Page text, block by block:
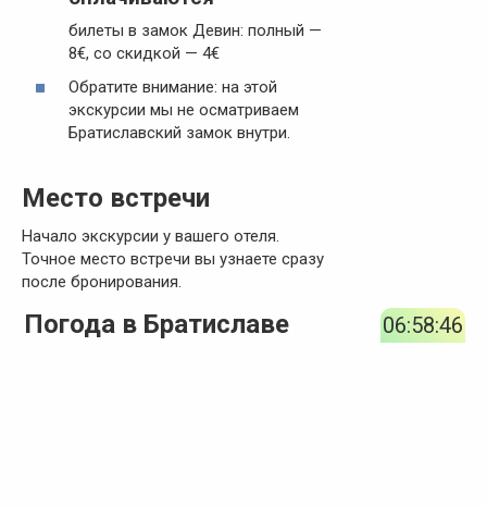
билеты в замок Девин: полный —
8€, со скидкой — 4€
Обратите внимание: на этой
экскурсии мы не осматриваем
Братиславский замок внутри.
Место встречи
Начало экскурсии у вашего отеля.
Точное место встречи вы узнаете сразу
после бронирования.
Погода в Братиславе 06:58:46